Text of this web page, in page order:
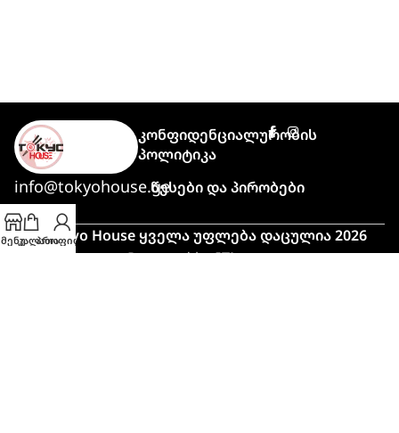
info@tokyohouse.ge
Კონფიდენციალურობის
Პოლიტიკა
Წესები Და Პირობები
© Tokyo House ყველა უფლება დაცულია 2026
Powered byITLover
მენუკალათა
პროფილი